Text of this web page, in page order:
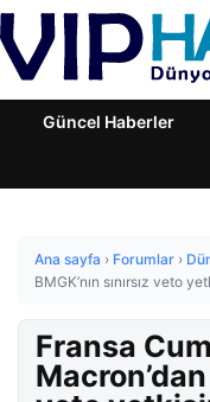
Güncel Haberler
Ana sayfa › Forumlar ›
BMGK’nın sınırsız veto
Fransa
Macron’dan